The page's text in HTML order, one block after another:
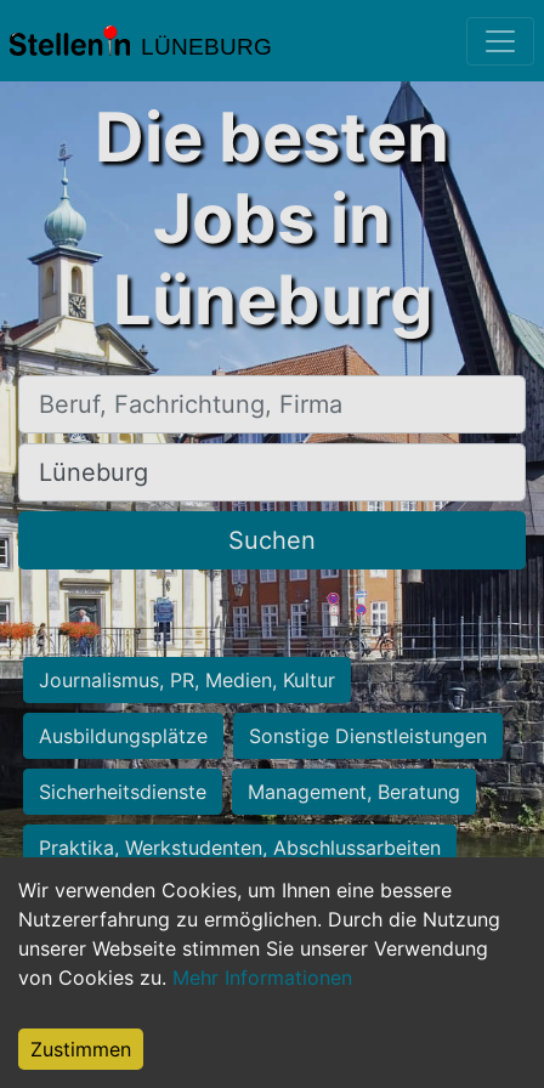
LÜNEBURG
Wir verwenden Cookies, um Ihnen eine bessere
Nutzererfahrung zu ermöglichen. Durch die Nutzung
unserer Webseite stimmen Sie unserer Verwendung
von Cookies zu. Mehr Informationen
Zustimmen
Die besten
Jobs in
Lüneburg
Beruf, Fachrichtung, Firma
Ort, Stadt
Suchen
Journalismus, PR, Medien, Kultur
Ausbildungsplätze Sonstige Dienstleistungen
Sicherheitsdienste Management, Beratung
Praktika, Werkstudenten, Abschlussarbeiten
Personalwesen Assistenz, Sekretariat
Hilfskräfte, Aushilfs- und Nebenjobs
Weiterbildung, Studium, duale Ausbildung